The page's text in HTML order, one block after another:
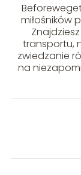
miłośników
transportu,
zwiedzanie
na